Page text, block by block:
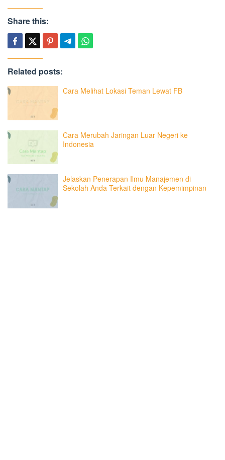
Share this:
Related posts:
Cara Melihat Lokasi Teman Lewat FB
Cara Merubah Jaringan Luar Negeri ke
Indonesia
Jelaskan Penerapan Ilmu Manajemen di
Sekolah Anda Terkait dengan Kepemimpinan